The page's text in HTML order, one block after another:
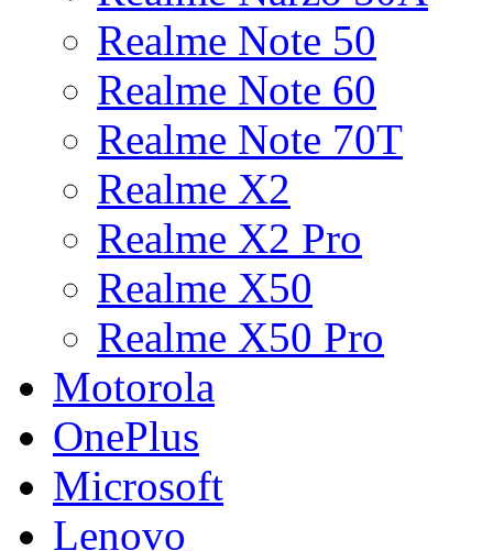
Realme Note 50
Realme Note 60
Realme Note 70T
Realme X2
Realme X2 Pro
Realme X50
Realme X50 Pro
Motorola
OnePlus
Microsoft
Lenovo